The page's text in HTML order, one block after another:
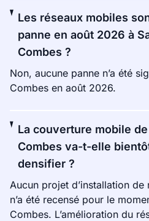
Les réseaux mobiles
panne en août 2026 à
Combes ?
Non, aucune panne n’a été
Combes en août 2026.
La couverture mobile
Combes va-t-elle
densifier ?
Aucun projet d’installation de
n’a été recensé pour le
Combes. L’amélioration du